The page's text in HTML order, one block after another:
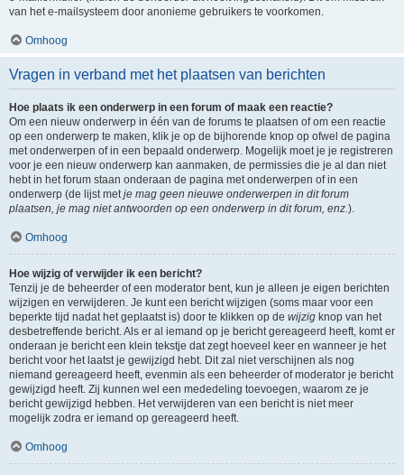
van het e-mailsysteem door anonieme gebruikers te voorkomen.
Omhoog
Vragen in verband met het plaatsen van berichten
Hoe plaats ik een onderwerp in een forum of maak een reactie?
Om een nieuw onderwerp in één van de forums te plaatsen of om een reactie
op een onderwerp te maken, klik je op de bijhorende knop op ofwel de pagina
met onderwerpen of in een bepaald onderwerp. Mogelijk moet je je registreren
voor je een nieuw onderwerp kan aanmaken, de permissies die je al dan niet
hebt in het forum staan onderaan de pagina met onderwerpen of in een
onderwerp (de lijst met je mag geen nieuwe onderwerpen in dit forum
plaatsen, je mag niet antwoorden op een onderwerp in dit forum, enz. ).
Omhoog
Hoe wijzig of verwijder ik een bericht?
Tenzij je de beheerder of een moderator bent, kun je alleen je eigen berichten
wijzigen en verwijderen. Je kunt een bericht wijzigen (soms maar voor een
beperkte tijd nadat het geplaatst is) door te klikken op de wijzig knop van het
desbetreffende bericht. Als er al iemand op je bericht gereageerd heeft, komt er
onderaan je bericht een klein tekstje dat zegt hoeveel keer en wanneer je het
bericht voor het laatst je gewijzigd hebt. Dit zal niet verschijnen als nog
niemand gereageerd heeft, evenmin als een beheerder of moderator je bericht
gewijzigd heeft. Zij kunnen wel een mededeling toevoegen, waarom ze je
bericht gewijzigd hebben. Het verwijderen van een bericht is niet meer
mogelijk zodra er iemand op gereageerd heeft.
Omhoog